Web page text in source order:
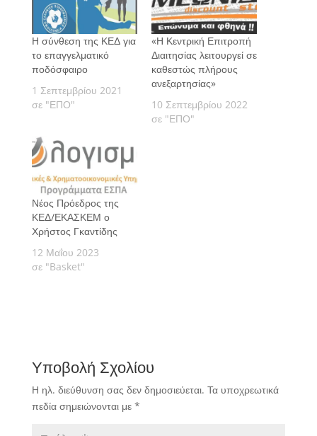
Η σύνθεση της ΚΕΔ για
το επαγγελματικό
ποδόσφαιρο
1 Σεπτεμβρίου 2021
σε "ΕΠΟ"
«Η Κεντρική Επιτροπή
Διαιτησίας λειτουργεί σε
καθεστώς πλήρους
ανεξαρτησίας»
10 Σεπτεμβρίου 2022
σε "ΕΠΟ"
Νέος Πρόεδρος της
ΚΕΔ/ΕΚΑΣΚΕΜ ο
Χρήστος Γκαντίδης
12 Μαΐου 2023
σε "Basket"
Υποβολή Σχολίου
Η ηλ. διεύθυνση σας δεν δημοσιεύεται. Τα υποχρεωτικά
πεδία σημειώνονται με *